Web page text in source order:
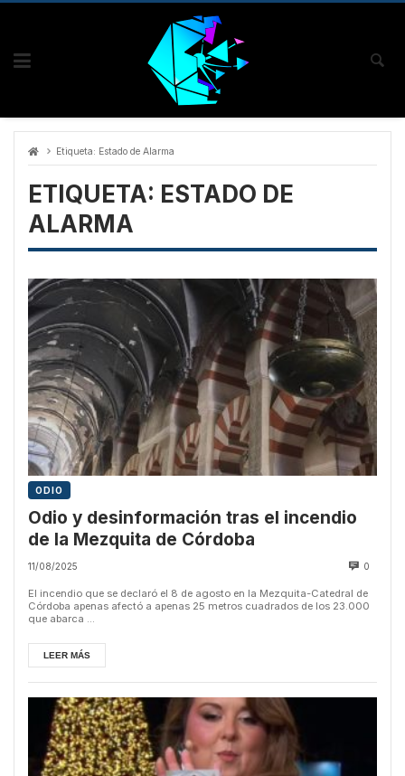
Skip
Etiqueta: Estado de Alarma
ETIQUETA: ESTADO DE
ALARMA
ODIO
Odio y desinformación tras el incendio
de la Mezquita de Córdoba
11/08/2025 0
El incendio que se declaró el 8 de agosto en la Mezquita-Catedral de
Córdoba apenas afectó a apenas 25 metros cuadrados de los 23.000
que abarca ...
LEER MÁS